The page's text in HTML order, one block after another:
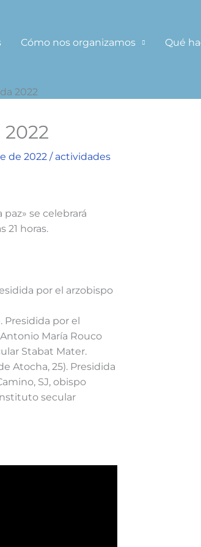
Cómo nos organizamos Qué
2022
de 2022 / actividades
se celebrará
21 horas.
por el arzobispo
Presidida por el
María Rouco
Stabat Mater.
Atocha, 25). Presidida
SJ, obispo
secular